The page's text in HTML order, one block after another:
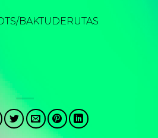
BAKTUDERUTAS